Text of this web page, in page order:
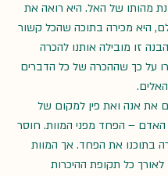
מהותו של האל. היא רואה את
היא מכירה בתוכה שהכל קשור
זו מובילה אותנו להכרה
על כך שההכרה של כל הדברים
את אנה ואת פין למקום של
– הפחד מפני המוות. חוסר
בתוכנו את הפחד. אך המוות
לאורך כל תקופת ההיכרות